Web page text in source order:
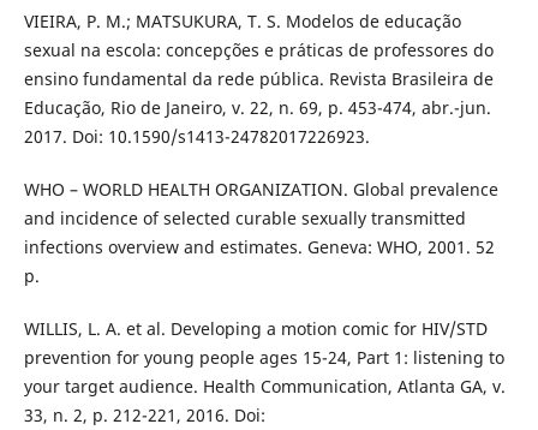
VIEIRA, P. M.; MATSUKURA, T. S. Modelos de educação
sexual na escola: concepções e práticas de professores do
ensino fundamental da rede pública. Revista Brasileira de
Educação, Rio de Janeiro, v. 22, n. 69, p. 453-474, abr.-jun.
2017. Doi: 10.1590/s1413-24782017226923.
WHO – WORLD HEALTH ORGANIZATION. Global prevalence
and incidence of selected curable sexually transmitted
infections overview and estimates. Geneva: WHO, 2001. 52
p.
WILLIS, L. A. et al. Developing a motion comic for HIV/STD
prevention for young people ages 15-24, Part 1: listening to
your target audience. Health Communication, Atlanta GA, v.
33, n. 2, p. 212-221, 2016. Doi: